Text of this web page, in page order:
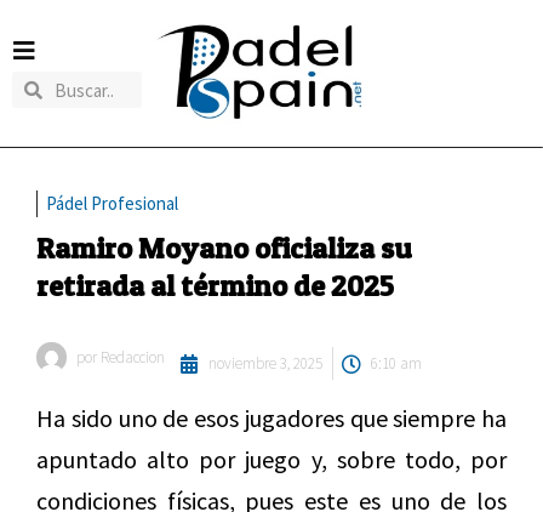
Pádel Profesional
Ramiro Moyano oficializa su
retirada al término de 2025
por Redaccion noviembre 3, 2025 6:10 am
Ha sido uno de esos jugadores que siempre ha
apuntado alto por juego y, sobre todo, por
condiciones físicas, pues este es uno de los